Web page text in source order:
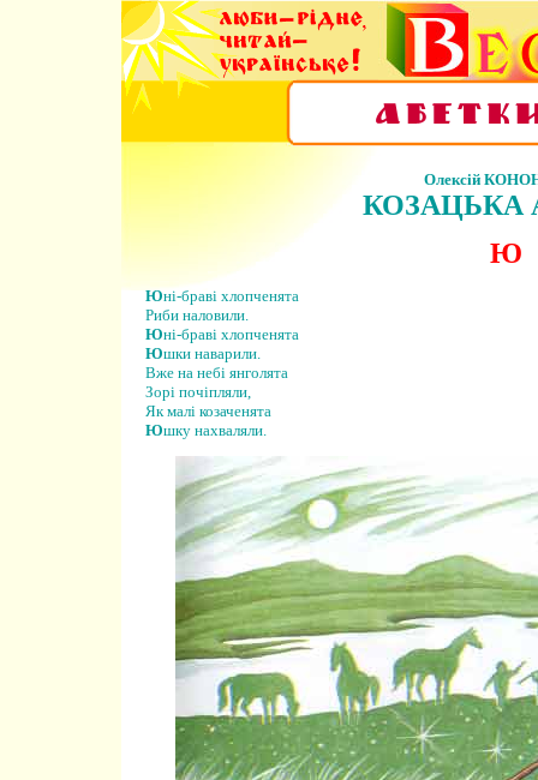
Олексій
КОЗАЦЬКА
Ю
Юні-браві хлопченята
Риби наловили.
Юні-браві хлопченята
Юшки наварили.
Вже на небі янголята
Зорі почіпляли,
Як малі козаченята
Юшку нахваляли.